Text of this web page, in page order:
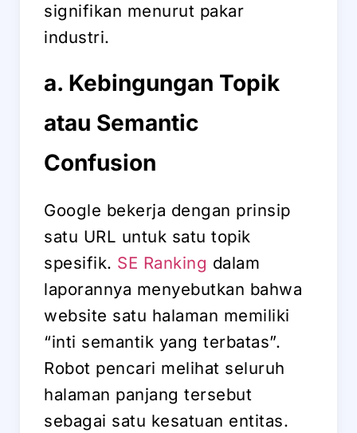
signifikan menurut pakar
industri.
a. Kebingungan Topik
atau Semantic
Confusion
Google bekerja dengan prinsip
satu URL untuk satu topik
spesifik. SE Ranking dalam
laporannya menyebutkan bahwa
website satu halaman memiliki
“inti semantik yang terbatas”.
Robot pencari melihat seluruh
halaman panjang tersebut
sebagai satu kesatuan entitas.